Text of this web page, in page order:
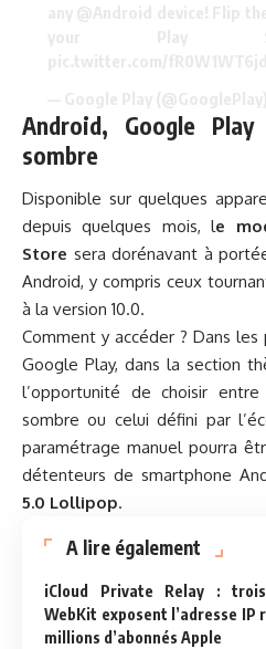
Android, Google
sombre
Disponible sur quelques
depuis quelques mois, le
Store sera dorénavant à
Android, y compris ceux
à la version 10.0.
Comment y accéder ? Dans
Google Play, dans la section
l’opportunité de choisir
sombre ou celui défini par
paramétrage manuel pourra
détenteurs de smartphone
5.0 Lollipop.
A lire également
iCloud Private Relay :
WebKit exposent l’adresse IP
millions d’abonnés Apple